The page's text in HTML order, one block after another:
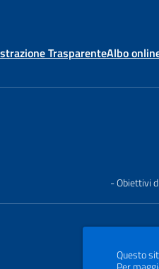
TrasparenteAlbo
- Obiettivi
Questo